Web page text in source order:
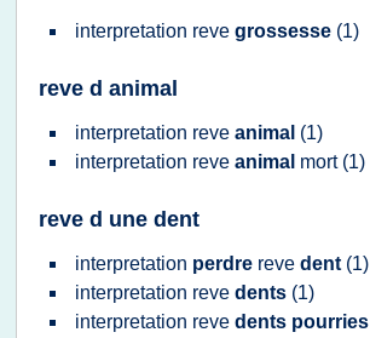
interpretation reve grossesse (1)
reve d animal
interpretation reve animal (1)
interpretation reve animal mort (1)
reve d une dent
interpretation perdre reve dent (1)
interpretation reve dents (1)
interpretation reve dents pourries